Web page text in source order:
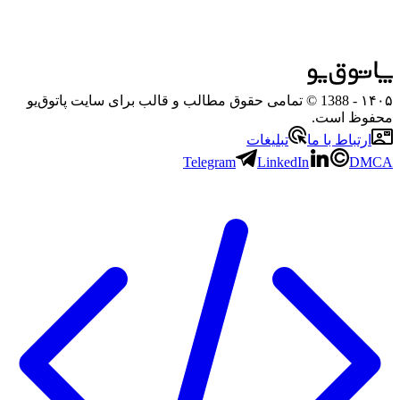
۱۴۰۵
- 1388 © تمامی حقوق مطالب و قالب برای سایت پاتوق‌یو
محفوظ است.
ارتباط با ما
تبلیغات
Telegram
LinkedIn DMCA